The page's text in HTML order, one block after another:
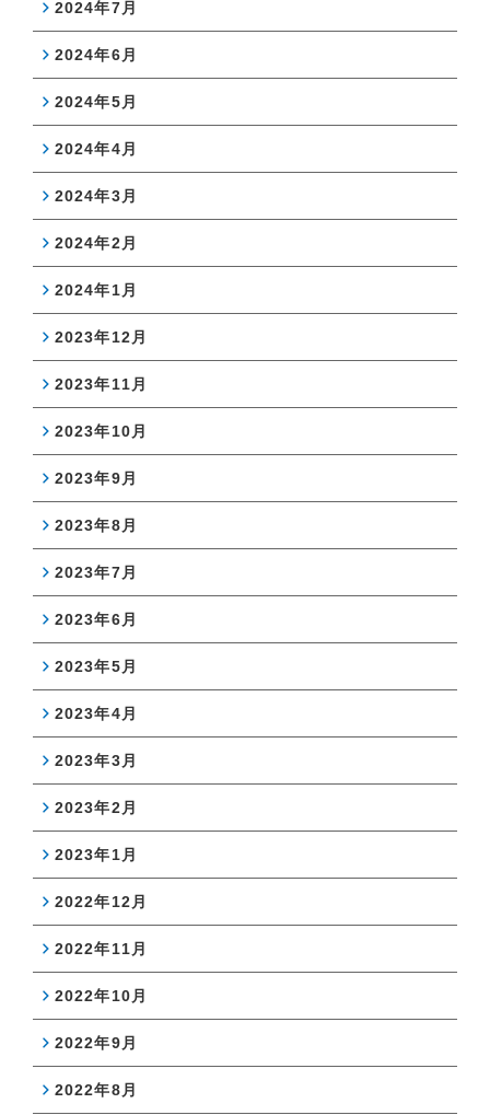
2024年7月
2024年6月
2024年5月
2024年4月
2024年3月
2024年2月
2024年1月
2023年12月
2023年11月
2023年10月
2023年9月
2023年8月
2023年7月
2023年6月
2023年5月
2023年4月
2023年3月
2023年2月
2023年1月
2022年12月
2022年11月
2022年10月
2022年9月
2022年8月